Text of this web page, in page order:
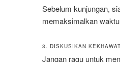
Sebelum kunjungan,
memaksimalkan
3. DISKUSIKAN
Jangan ragu untuk